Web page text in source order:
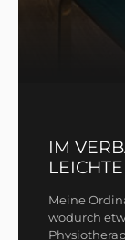
IM
Meine
wodurch